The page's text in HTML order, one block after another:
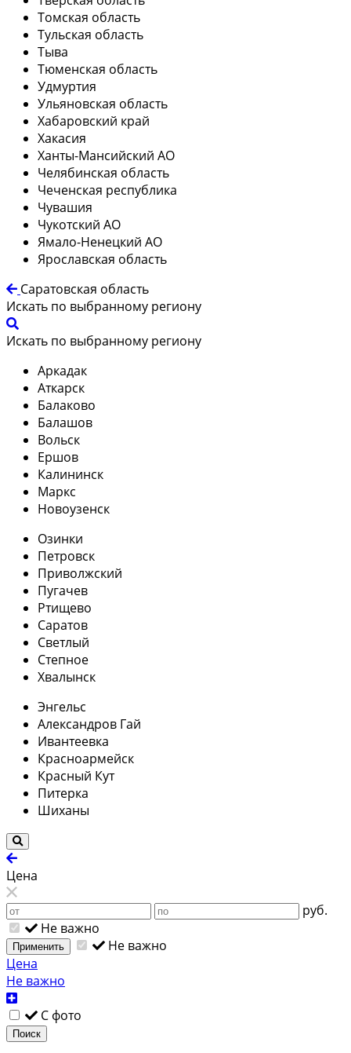
Томская область
Тульская область
Тыва
Тюменская область
Удмуртия
Ульяновская область
Хабаровский край
Хакасия
Ханты-Мансийский АО
Челябинская область
Чеченская республика
Чувашия
Чукотский АО
Ямало-Ненецкий АО
Ярославская область
Саратовская область
Искать по выбранному региону
Искать по выбранному региону
Аркадак
Аткарск
Балаково
Балашов
Вольск
Ершов
Калининск
Маркс
Новоузенск
Озинки
Петровск
Приволжский
Пугачев
Ртищево
Саратов
Светлый
Степное
Хвалынск
Энгельс
Александров Гай
Ивантеевка
Красноармейск
Красный Кут
Питерка
Шиханы
Цена
руб.
Не важно
Применить
Не важно
Цена
Не важно
С фото
Поиск